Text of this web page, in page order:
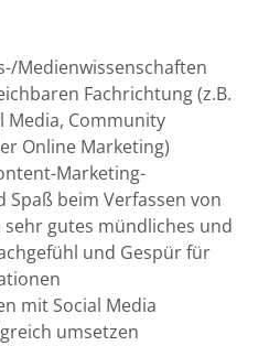
Medienwissenschaften
Fachrichtung (z.B.
Media, Community
Online Marketing)
Marketing-
Spaß beim Verfassen von
sehr gutes mündliches und
und Gespür für
mit Social Media
umsetzen